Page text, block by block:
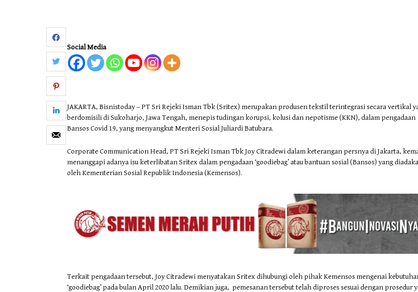
Social Media
JAKARTA, Bisnistoday – PT Sri Rejeki Isman Tbk (Sritex) merupakan produsen tekstil terintegrasi secara vertikal
berdomisili di Sukoharjo, Jawa Tengah, menepis tudingan korupsi, kolusi dan nepotisme (KKN), dalam pengadaan
Bansos Covid 19, yang menyangkut Menteri Sosial Juliardi Batubara.
Corporate Communication Head, PT Sri Rejeki Isman Tbk Joy Citradewi dalam keterangan persnya di Jakarta,
menanggapi adanya isu keterlibatan Sritex dalam pengadaan ‘goodiebag’ atau bantuan sosial (Bansos) yang
oleh Kementerian Sosial Republik Indonesia (Kemensos).
Terkait pengadaan tersebut, Joy Citradewi menyatakan Sritex dihubungi oleh pihak Kemensos mengenai
‘goodiebag’ pada bulan April 2020 lalu. Demikian juga, pemesanan tersebut telah diproses sesuai dengan prosedur